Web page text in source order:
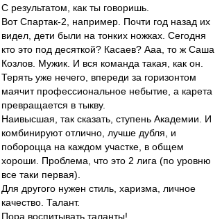
С результатом, как ты говоришь.
Вот Спартак-2, например. Почти год назад их
видел, дети были на тонких ножках. Сегодня
кто это под десяткой? Касаев? Ааа, то ж Саша
Козлов. Мужик. И вся команда такая, как он.
Терять уже нечего, впереди за горизонтом
маячит профессиональное небытие, а карета
превращается в тыкву.
Наивысшая, так сказать, ступень Академии. И
комбинируют отлично, лучше дубля, и
побороцца на каждом участке, в общем
хороши. Проблема, что это 2 лига (по уровню
все таки первая).
Для другого нужен стиль, харизма, личное
качество. Талант.
Пора воспитывать таланты!